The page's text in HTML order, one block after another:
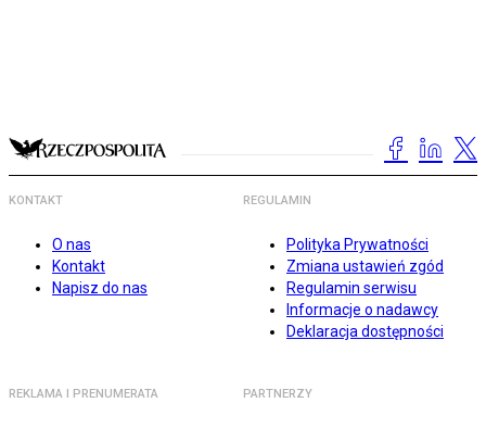
KONTAKT
O nas
Kontakt
Napisz do nas
REGULAMIN
Polityka Prywatności
Zmiana ustawień zgód
Regulamin serwisu
Informacje o nadawcy
Deklaracja dostępności
REKLAMA I PRENUMERATA PARTNERZY